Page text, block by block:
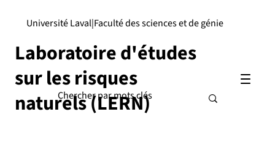
Laboratoire d'études
sur les risques
naturels (LERN)
|
Université Laval Faculté des sciences et de génie